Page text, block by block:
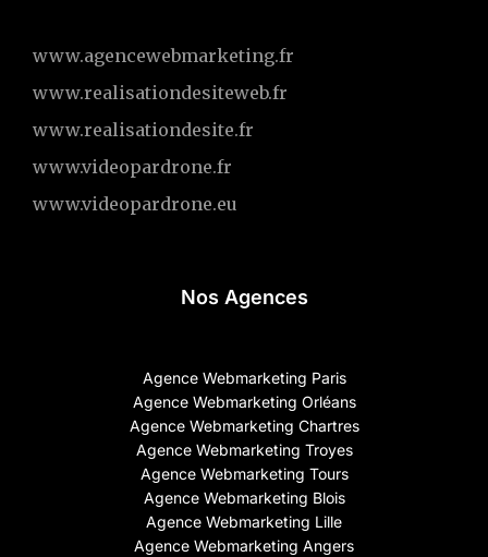
www.agencewebmarketing.fr
www.realisationdesiteweb.fr
www.realisationdesite.fr
www.videopardrone.fr
www.videopardrone.eu
Nos Agences
Agence Webmarketing Paris
Agence Webmarketing Orléans
Agence Webmarketing Chartres
Agence Webmarketing Troyes
Agence Webmarketing Tours
Agence Webmarketing Blois
Agence Webmarketing Lille
Agence Webmarketing Angers